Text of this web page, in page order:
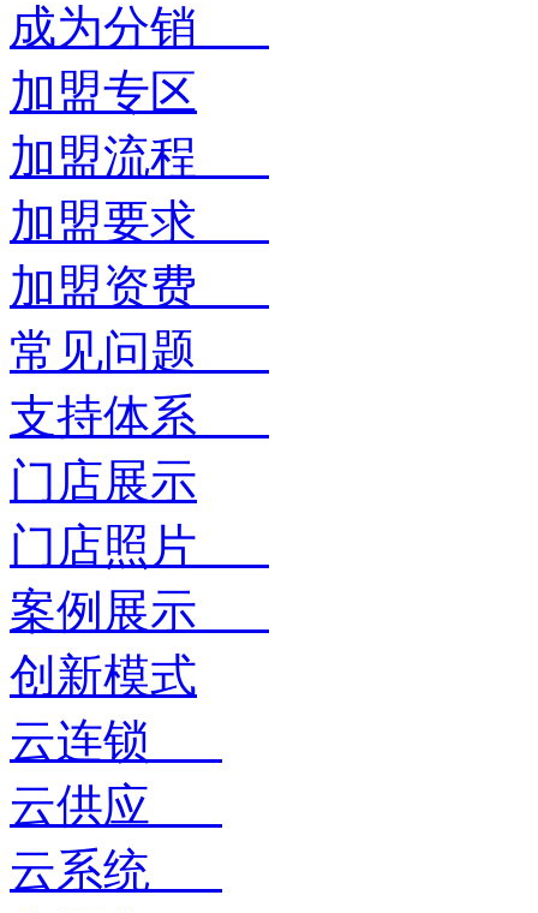
成为分销
加盟专区
加盟流程
加盟要求
加盟资费
常见问题
支持体系
门店展示
门店照片
案例展示
创新模式
云连锁
云供应
云系统